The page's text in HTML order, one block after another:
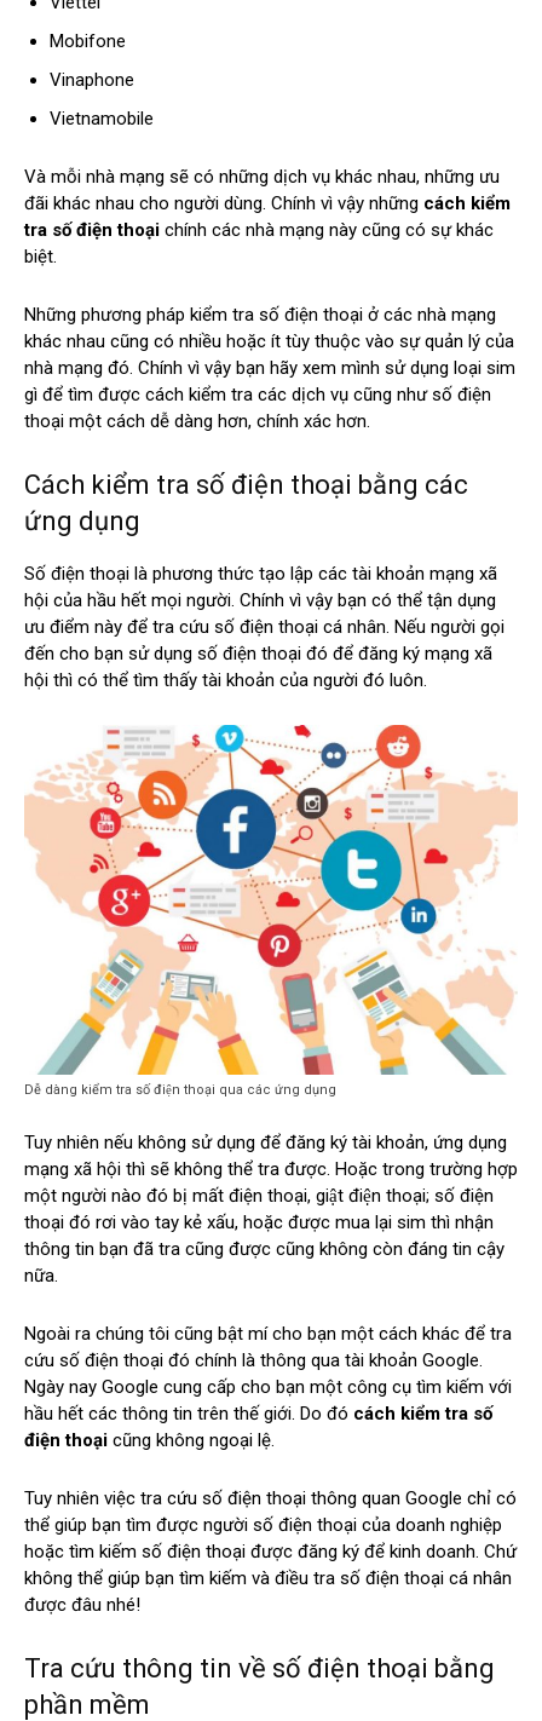
Mobifone
Vinaphone
Vietnamobile
Và mỗi nhà mạng sẽ có những dịch vụ khác nhau, những ưu
đãi khác nhau cho người dùng. Chính vì vậy những cách kiểm
tra số điện thoại chính các nhà mạng này cũng có sự khác
biệt.
Những phương pháp kiểm tra số điện thoại ở các nhà mạng
khác nhau cũng có nhiều hoặc ít tùy thuộc vào sự quản lý của
nhà mạng đó. Chính vì vậy bạn hãy xem mình sử dụng loại sim
gì để tìm được cách kiểm tra các dịch vụ cũng như số điện
thoại một cách dễ dàng hơn, chính xác hơn.
Cách kiểm tra số điện thoại bằng các
ứng dụng
Số điện thoại là phương thức tạo lập các tài khoản mạng xã
hội của hầu hết mọi người. Chính vì vậy bạn có thể tận dụng
ưu điểm này để tra cứu số điện thoại cá nhân. Nếu người gọi
đến cho bạn sử dụng số điện thoại đó để đăng ký mạng xã
hội thì có thể tìm thấy tài khoản của người đó luôn.
Dễ dàng kiểm tra số điện thoại qua các ứng dụng
Tuy nhiên nếu không sử dụng để đăng ký tài khoản, ứng dụng
mạng xã hội thì sẽ không thể tra được. Hoặc trong trường hợp
một người nào đó bị mất điện thoại, giật điện thoại; số điện
thoại đó rơi vào tay kẻ xấu, hoặc được mua lại sim thì nhận
thông tin bạn đã tra cũng được cũng không còn đáng tin cậy
nữa.
Ngoài ra chúng tôi cũng bật mí cho bạn một cách khác để tra
cứu số điện thoại đó chính là thông qua tài khoản Google.
Ngày nay Google cung cấp cho bạn một công cụ tìm kiếm với
hầu hết các thông tin trên thế giới. Do đó cách kiểm tra số
điện thoại cũng không ngoại lệ.
Tuy nhiên việc tra cứu số điện thoại thông quan Google chỉ có
thể giúp bạn tìm được người số điện thoại của doanh nghiệp
hoặc tìm kiếm số điện thoại được đăng ký để kinh doanh. Chứ
không thể giúp bạn tìm kiếm và điều tra số điện thoại cá nhân
được đâu nhé!
Tra cứu thông tin về số điện thoại bằng
phần mềm